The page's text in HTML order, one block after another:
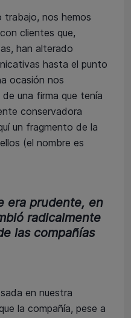
trabajo, nos hemos
clientes que,
han alterado
hasta el punto
ocasión nos
de una firma que tenía
conservadora
un fragmento de la
(el nombre es
era prudente, en
radicalmente
las compañías
en nuestra
la compañía, pese a